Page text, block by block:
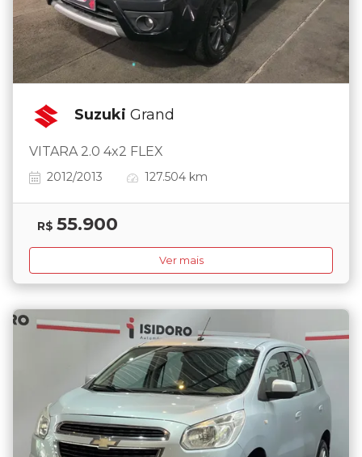
Suzuki Grand
VITARA 2.0 4x2 FLEX
2012/2013 127.504 km
R$ 55.900
Ver mais